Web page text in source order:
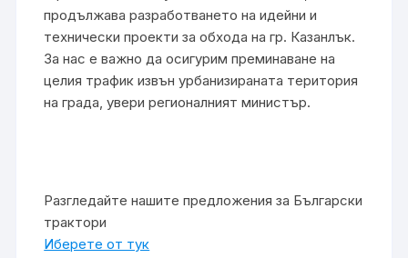
продължава разработването на идейни и
технически проекти за обхода на гр. Казанлък.
За нас е важно да осигурим преминаване на
целия трафик извън урбанизираната територия
на града, увери регионалният министър.
Разгледайте нашите предложения за Български
трактори
Иберете от тук